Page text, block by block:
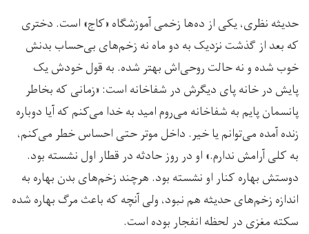
حدیثه نظری، یکی از ده‌ها زخمی‌ آموزشگاه «کاج» است. دختری
که بعد از گذشت نزدیک به دو ماه نه زخم‌های بی‌حساب بدنش
خوب شده و نه حالت روحی‌اش بهتر شده. به قول خودش یک
پایش در خانه پای دیگرش در شفاخانه است: «زمانی که بخاطر
پانسمان پایم به شفاخانه می‌روم امید به خدا می‌کنم که آیا دوباره
زنده آمده می‌توانم یا خیر. داخل موتر حتی احساس خطر می‌کنم،
به کلی آرامش ندارم.» او در روز حادثه در قطار اول نشسته بود.
دوستش بهاره کنار او نشسته بود. هرچند زخم‌های بدن بهاره به
اندازه زخم‌های حدیثه هم نبود، ولی آنچه که باعث مرگ بهاره شده
سکته مغزی در لحظه انفجار بوده است.